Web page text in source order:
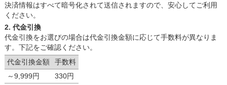
決済情報はすべて暗号化されて送信されますので、安心してご利用
ください。
2. 代金引換
代金引換をお選びの場合は代金引換金額に応じて手数料が異なりま
す。下記をご確認ください。
代金引換金額
手数料
～9,999円
330円